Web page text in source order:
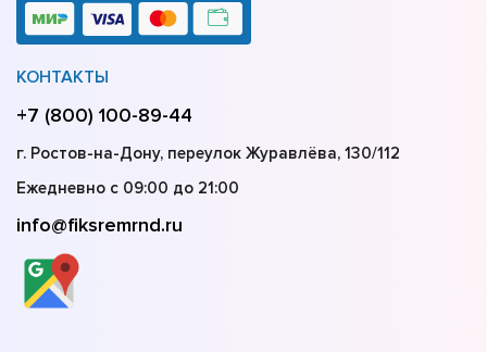
КОНТАКТЫ
+7 (800) 100-89-44
г. Ростов-на-Дону, переулок Журавлёва, 130/112
Ежедневно с 09:00 до 21:00
info@fiksremrnd.ru